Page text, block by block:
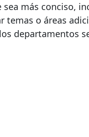
más conciso,
temas o áreas
departamentos